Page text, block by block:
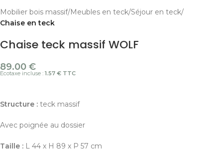
Mobilier bois massif Meubles en teck Séjour en teck
Chaise en teck
Chaise teck massif WOLF
89.00 €
Ecotaxe incluse : 1.57 € TTC
Structure : teck massif
Avec poignée au dossier
Taille : L 44 x H 89 x P 57 cm